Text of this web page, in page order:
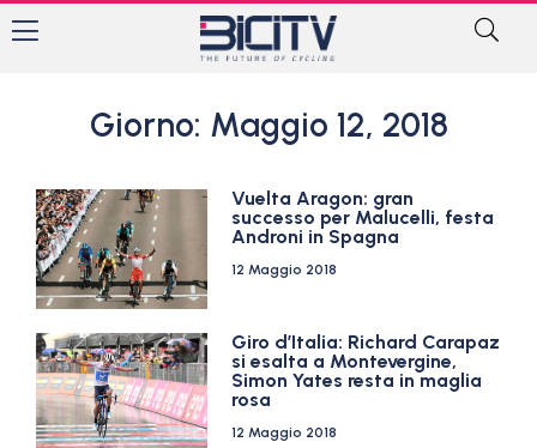
Giorno: Maggio 12, 2018
Vuelta Aragon: gran
successo per Malucelli, festa
Androni in Spagna
12 Maggio 2018
Giro d’Italia: Richard Carapaz
si esalta a Montevergine,
Simon Yates resta in maglia
rosa
12 Maggio 2018